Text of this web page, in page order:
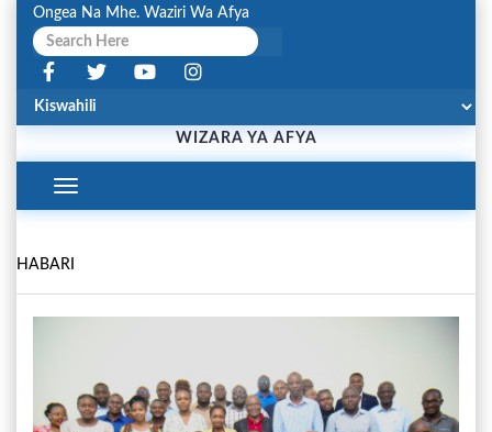
Ongea Na Mhe. Waziri Wa Afya
WIZARA YA AFYA
Toggle
Navigation
HABARI